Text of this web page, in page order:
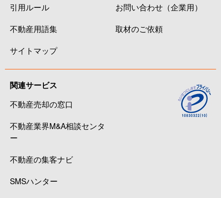
引用ルール
不動産用語集
サイトマップ
お問い合わせ（企業用）
取材のご依頼
関連サービス
不動産売却の窓口
不動産業界M&A相談センタ
ー
不動産の集客ナビ
SMSハンター